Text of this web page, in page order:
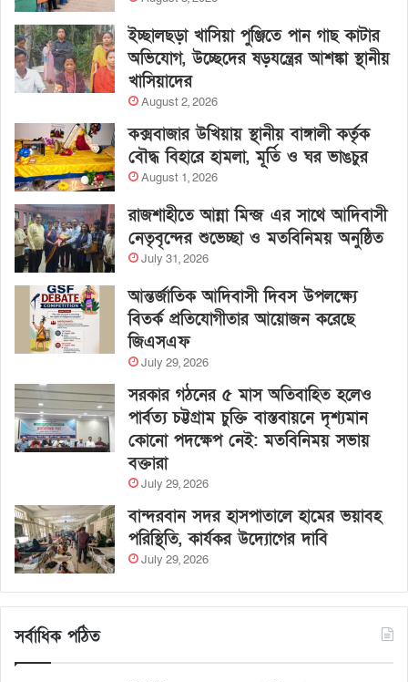
ইচ্ছালছড়া খাসিয়া পুঞ্জিতে পান গাছ কাটার
অভিযোগ, উচ্ছেদের ষড়যন্ত্রের আশঙ্কা স্থানীয়
খাসিয়াদের
August 2, 2026
কক্সবাজার উখিয়ায় স্থানীয় বাঙ্গালী কর্তৃক
বৌদ্ধ বিহারে হামলা, মূর্তি ও ঘর ভাঙচুর
August 1, 2026
রাজশাহীতে আন্না মিন্জ এর সাথে আদিবাসী
নেতৃবৃন্দের শুভেচ্ছা ও মতবিনিময় অনুষ্ঠিত
July 31, 2026
আন্তর্জাতিক আদিবাসী দিবস উপলক্ষ্যে
বিতর্ক প্রতিযোগীতার আয়োজন করেছে
জিএসএফ
July 29, 2026
সরকার গঠনের ৫ মাস অতিবাহিত হলেও
পার্বত্য চট্টগ্রাম চুক্তি বাস্তবায়নে দৃশ্যমান
কোনো পদক্ষেপ নেই: মতবিনিময় সভায়
বক্তারা
July 29, 2026
বান্দরবান সদর হাসপাতালে হামের ভয়াবহ
পরিস্থিতি, কার্যকর উদ্যোগের দাবি
July 29, 2026
সর্বাধিক পঠিত